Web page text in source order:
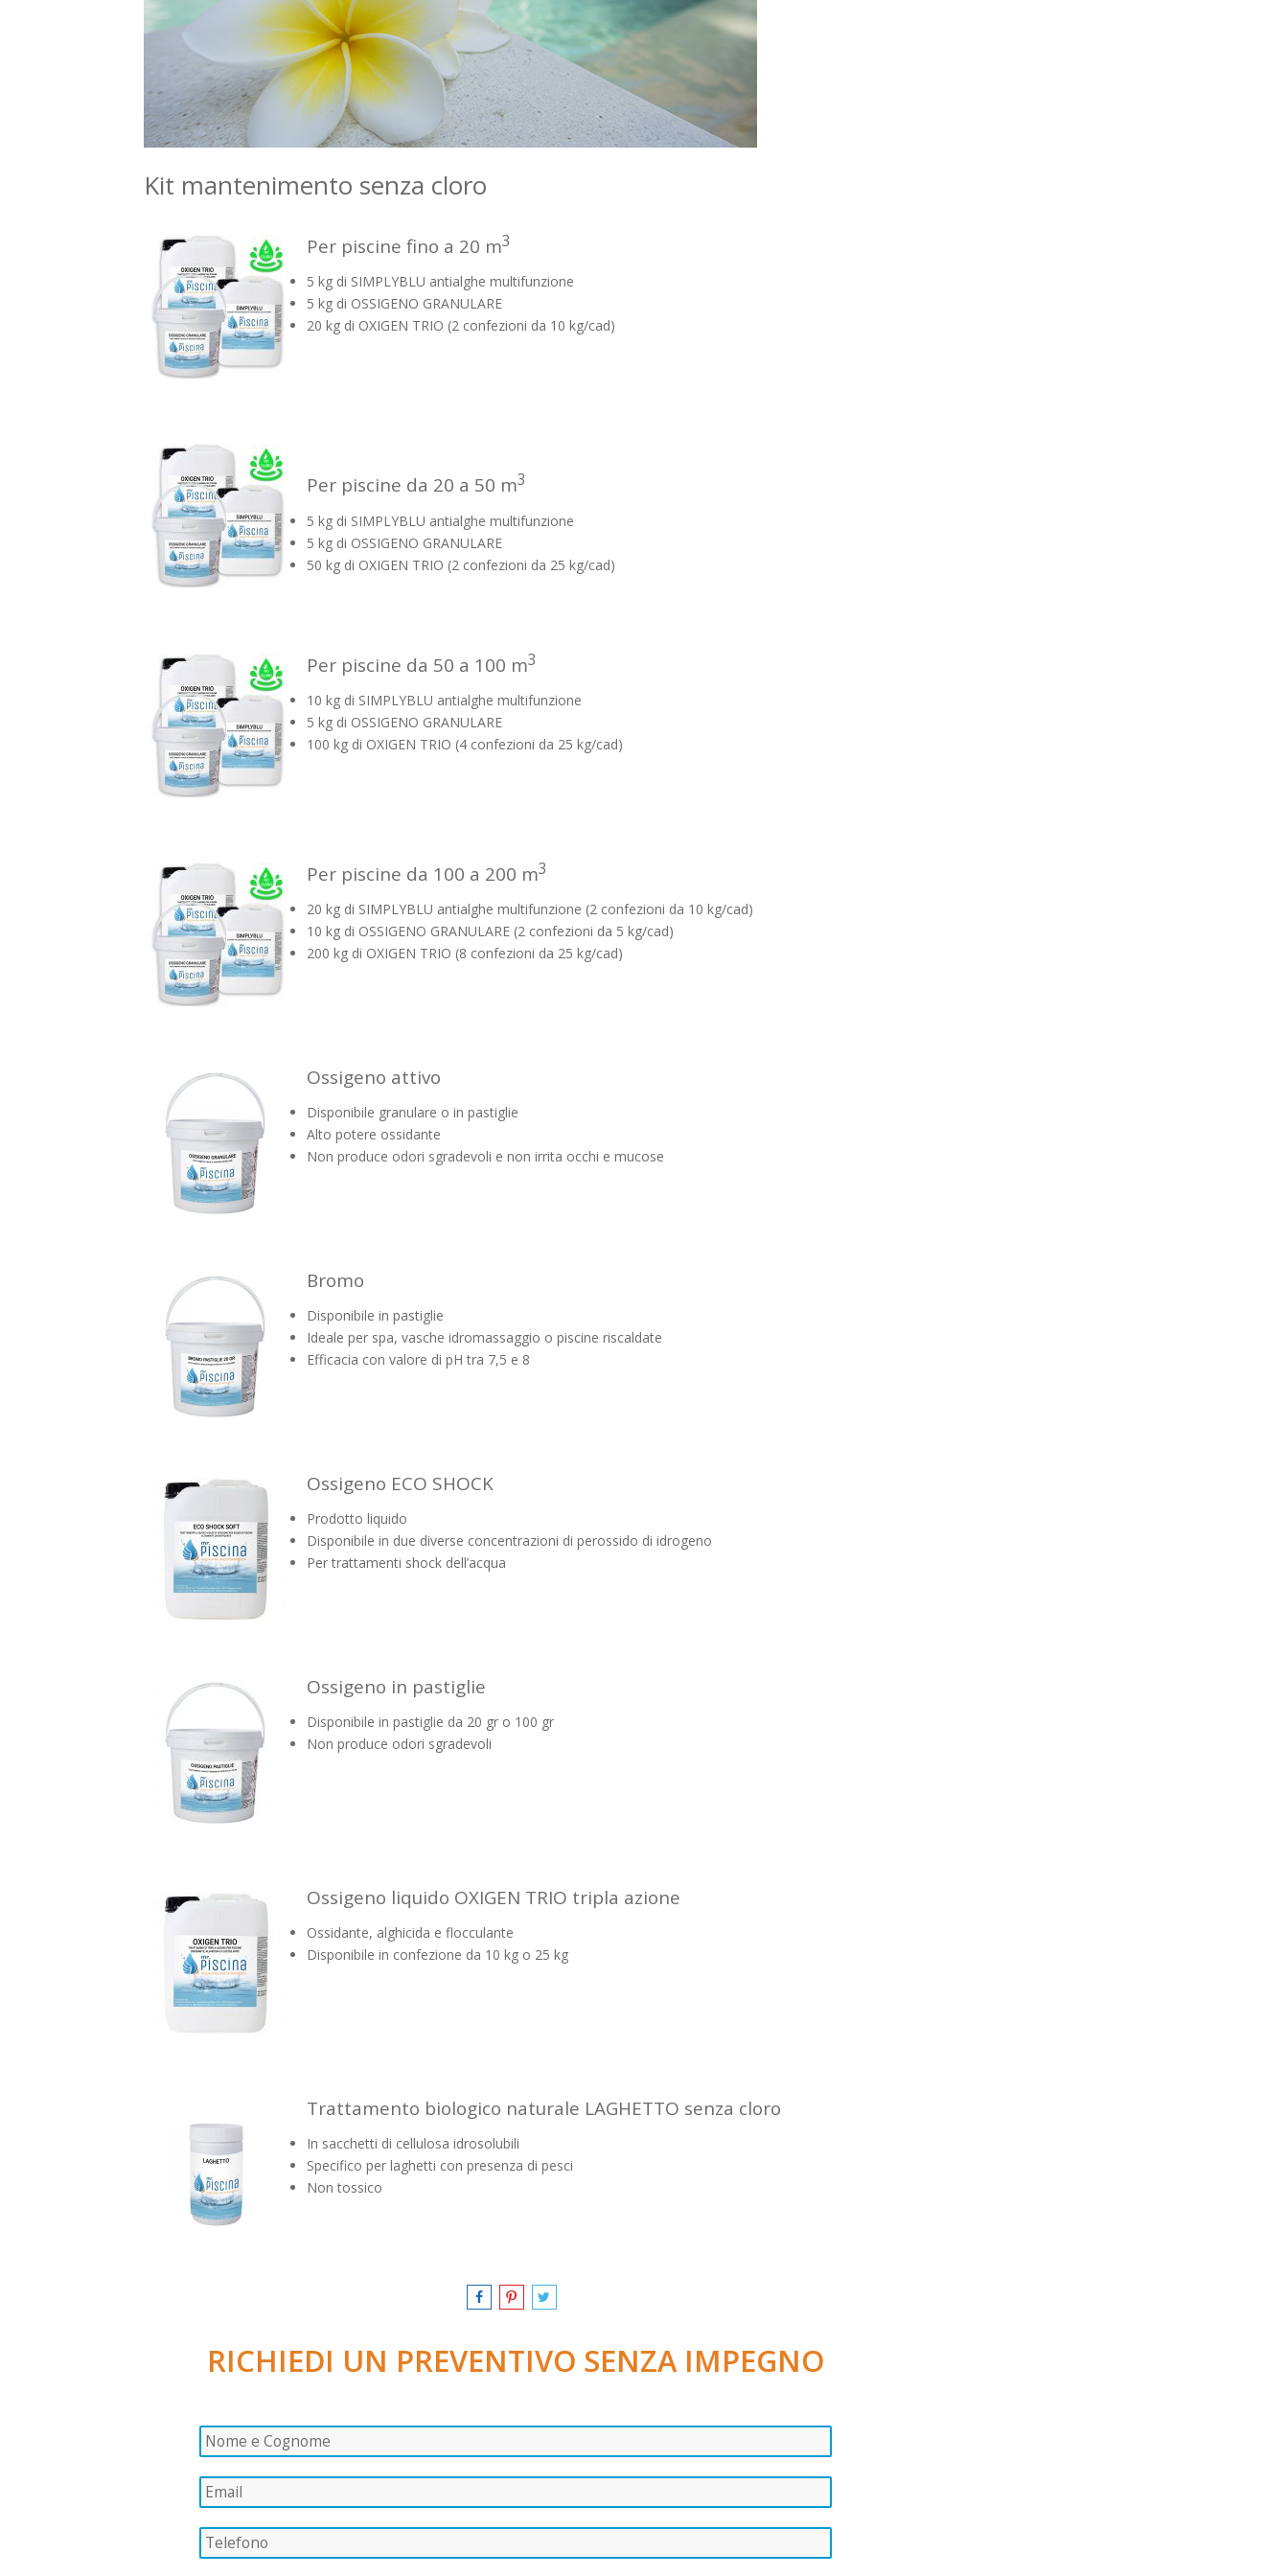
Kit mantenimento senza cloro
Per piscine fino a 20 m3
5 kg di SIMPLYBLU antialghe multifunzione
5 kg di OSSIGENO GRANULARE
20 kg di OXIGEN TRIO (2 confezioni da 10 kg/cad)
Per piscine da 20 a 50 m3
5 kg di SIMPLYBLU antialghe multifunzione
5 kg di OSSIGENO GRANULARE
50 kg di OXIGEN TRIO (2 confezioni da 25 kg/cad)
Per piscine da 50 a 100 m3
10 kg di SIMPLYBLU antialghe multifunzione
5 kg di OSSIGENO GRANULARE
100 kg di OXIGEN TRIO (4 confezioni da 25 kg/cad)
Per piscine da 100 a 200 m3
20 kg di SIMPLYBLU antialghe multifunzione (2 confezioni da 10 kg/cad)
10 kg di OSSIGENO GRANULARE (2 confezioni da 5 kg/cad)
200 kg di OXIGEN TRIO (8 confezioni da 25 kg/cad)
Ossigeno attivo
Disponibile granulare o in pastiglie
Alto potere ossidante
Non produce odori sgradevoli e non irrita occhi e mucose
Bromo
Disponibile in pastiglie
Ideale per spa, vasche idromassaggio o piscine riscaldate
Efficacia con valore di pH tra 7,5 e 8
Ossigeno ECO SHOCK
Prodotto liquido
Disponibile in due diverse concentrazioni di perossido di idrogeno
Per trattamenti shock dell’acqua
Ossigeno in pastiglie
Disponibile in pastiglie da 20 gr o 100 gr
Non produce odori sgradevoli
Ossigeno liquido OXIGEN TRIO tripla azione
Ossidante, alghicida e flocculante
Disponibile in confezione da 10 kg o 25 kg
Trattamento biologico naturale LAGHETTO senza cloro
In sacchetti di cellulosa idrosolubili
Specifico per laghetti con presenza di pesci
Non tossico
RICHIEDI UN PREVENTIVO SENZA IMPEGNO